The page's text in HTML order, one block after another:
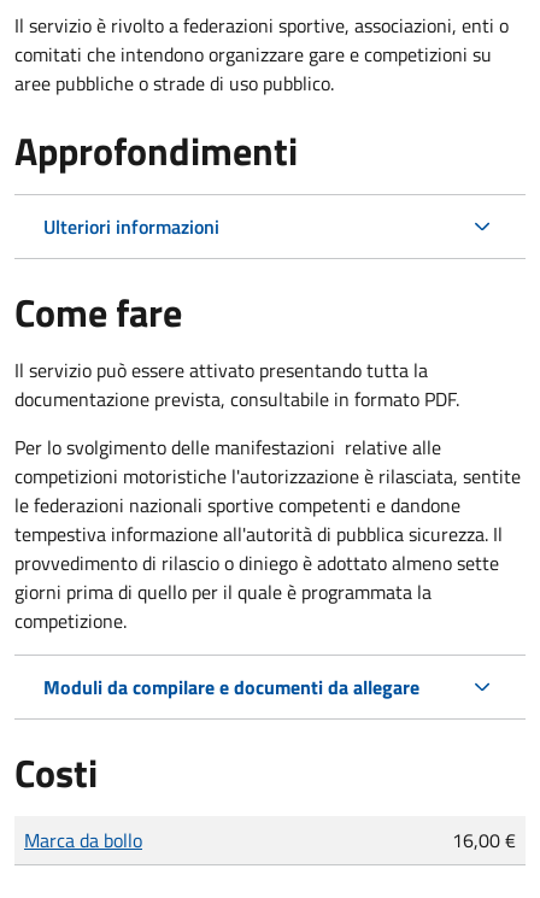
Il servizio è rivolto a federazioni sportive, associazioni, enti o
comitati che intendono organizzare gare e competizioni su
aree pubbliche o strade di uso pubblico.
Approfondimenti
Ulteriori informazioni
Come fare
Il servizio può essere attivato presentando tutta la
documentazione prevista, consultabile in formato PDF.
Per lo svolgimento delle manifestazioni relative alle
competizioni motoristiche l'autorizzazione è rilasciata, sentite
le federazioni nazionali sportive competenti e dandone
tempestiva informazione all'autorità di pubblica sicurezza. Il
provvedimento di rilascio o diniego è adottato almeno sette
giorni prima di quello per il quale è programmata la
competizione.
Moduli da compilare e documenti da allegare
Costi
Tipo di pagamento
Importo
Marca da bollo 16,00 €